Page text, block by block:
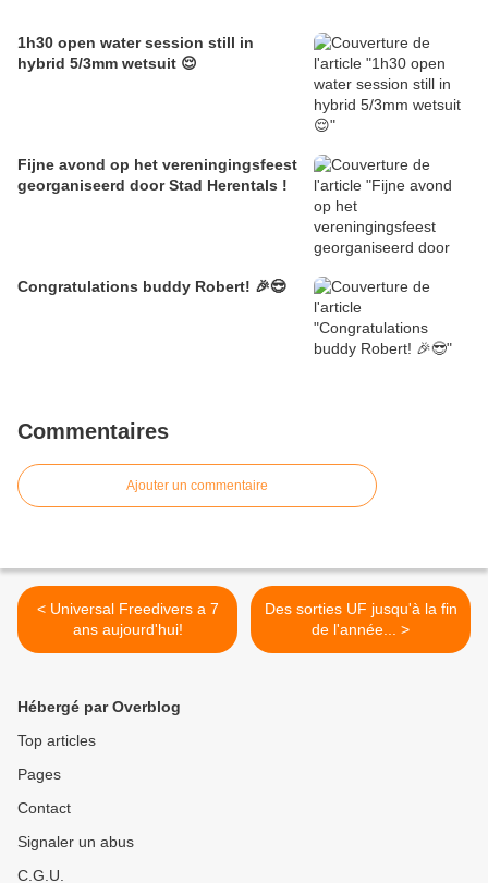
1h30 open water session still in
hybrid 5/3mm wetsuit 😌
Fijne avond op het vereningingsfeest
georganiseerd door Stad Herentals !
Congratulations buddy Robert! 🎉😎
Commentaires
Ajouter un commentaire
< Universal Freedivers a 7
ans aujourd'hui!
Des sorties UF jusqu'à la fin
de l'année... >
Hébergé par Overblog
Top articles
Pages
Contact
Signaler un abus
C.G.U.